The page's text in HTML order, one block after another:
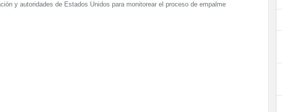
y autoridades de Estados Unidos para monitorear el proceso de empalme